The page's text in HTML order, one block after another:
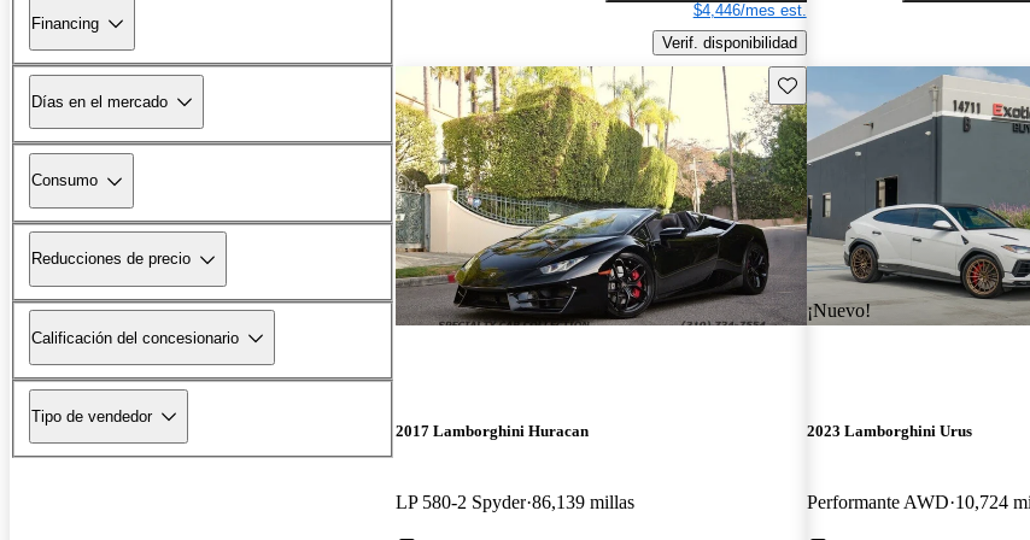
Financing
Días en el mercado
Consumo
Reducciones de precio
Calificación del concesionario
Tipo de vendedor
$4,446/mes est.
Verif. disponibilidad
Guarda este Aviso
2017 Lamborghini Huracan
LP 580-2 Spyder 86,139 millas
¡Nuevo!
2023 Lamborghini Urus
Performante AWD 10,724